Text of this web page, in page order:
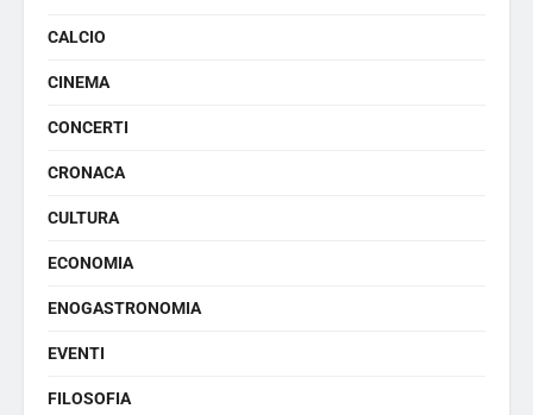
CALCIO
CINEMA
CONCERTI
CRONACA
CULTURA
ECONOMIA
ENOGASTRONOMIA
EVENTI
FILOSOFIA